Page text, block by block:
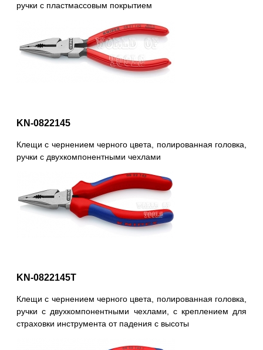
ручки с пластмассовым покрытием
KN-0822145
Клещи с чернением черного цвета, полированная головка,
ручки с двухкомпонентными чехлами
KN-0822145T
Клещи с чернением черного цвета, полированная головка,
ручки с двухкомпонентными чехлами, с креплением для
страховки инструмента от падения с высоты